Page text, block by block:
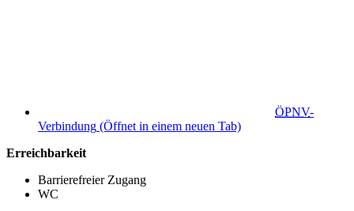
ÖPNV-
Verbindung (Öffnet in einem neuen Tab)
Erreichbarkeit
Barrierefreier Zugang
WC